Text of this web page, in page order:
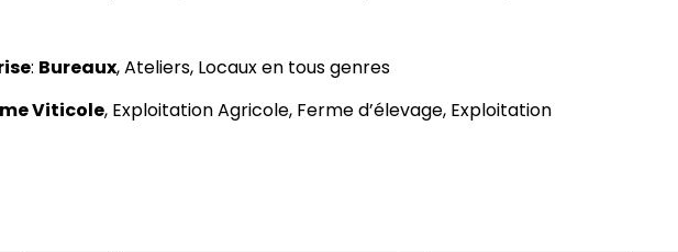
: Bureaux, Ateliers, Locaux en tous genres
Viticole, Exploitation Agricole, Ferme d’élevage, Exploitation